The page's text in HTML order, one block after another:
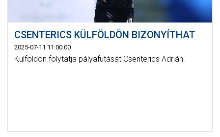
CSENTERICS KÜLFÖLDÖN BIZONYÍTHAT
2025-07-11 11:00:00
Külföldön folytatja pályafutását Csenterics Adrián.